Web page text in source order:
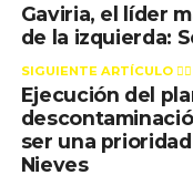
Gaviria, el líder
de la izquierda:
SIGUIENTE ARTÍCULO 👈🏻
Ejecución del
ser una
Nieves